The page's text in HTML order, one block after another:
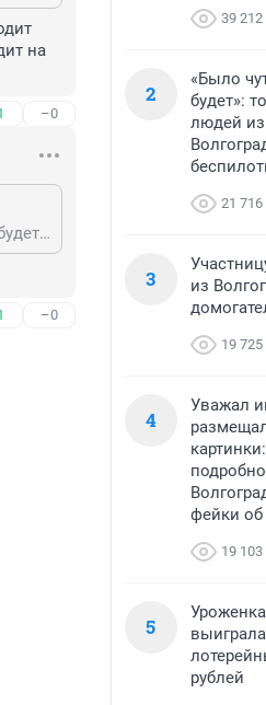
на
–0
ну зп бюджетника состоит совсем не только из оклада. и в итоге прибавка будет не 700 р, а раза в 4 больше.
–0
39 212
2
«Было
будет»:
людей из
21 716
3
из
19 725
4
Уважал
фейки
19 103
5
рублей